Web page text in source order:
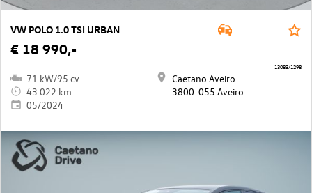
VW POLO 1.0 TSI URBAN
€ 18 990,-
71 kW/95 cv
43 022 km
05/2024
Caetano Aveiro
3800-055 Aveiro
13083/1298